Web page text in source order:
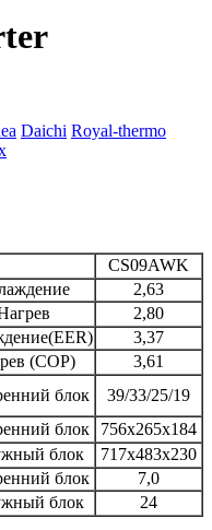
Daichi Royal-thermo
CS09AWK
2,63
2,80
3,37
(СОР)
3,61
блок
39/33/25/19
блок
756х265x184
блок
717x483x230
блок
7,0
блок
24